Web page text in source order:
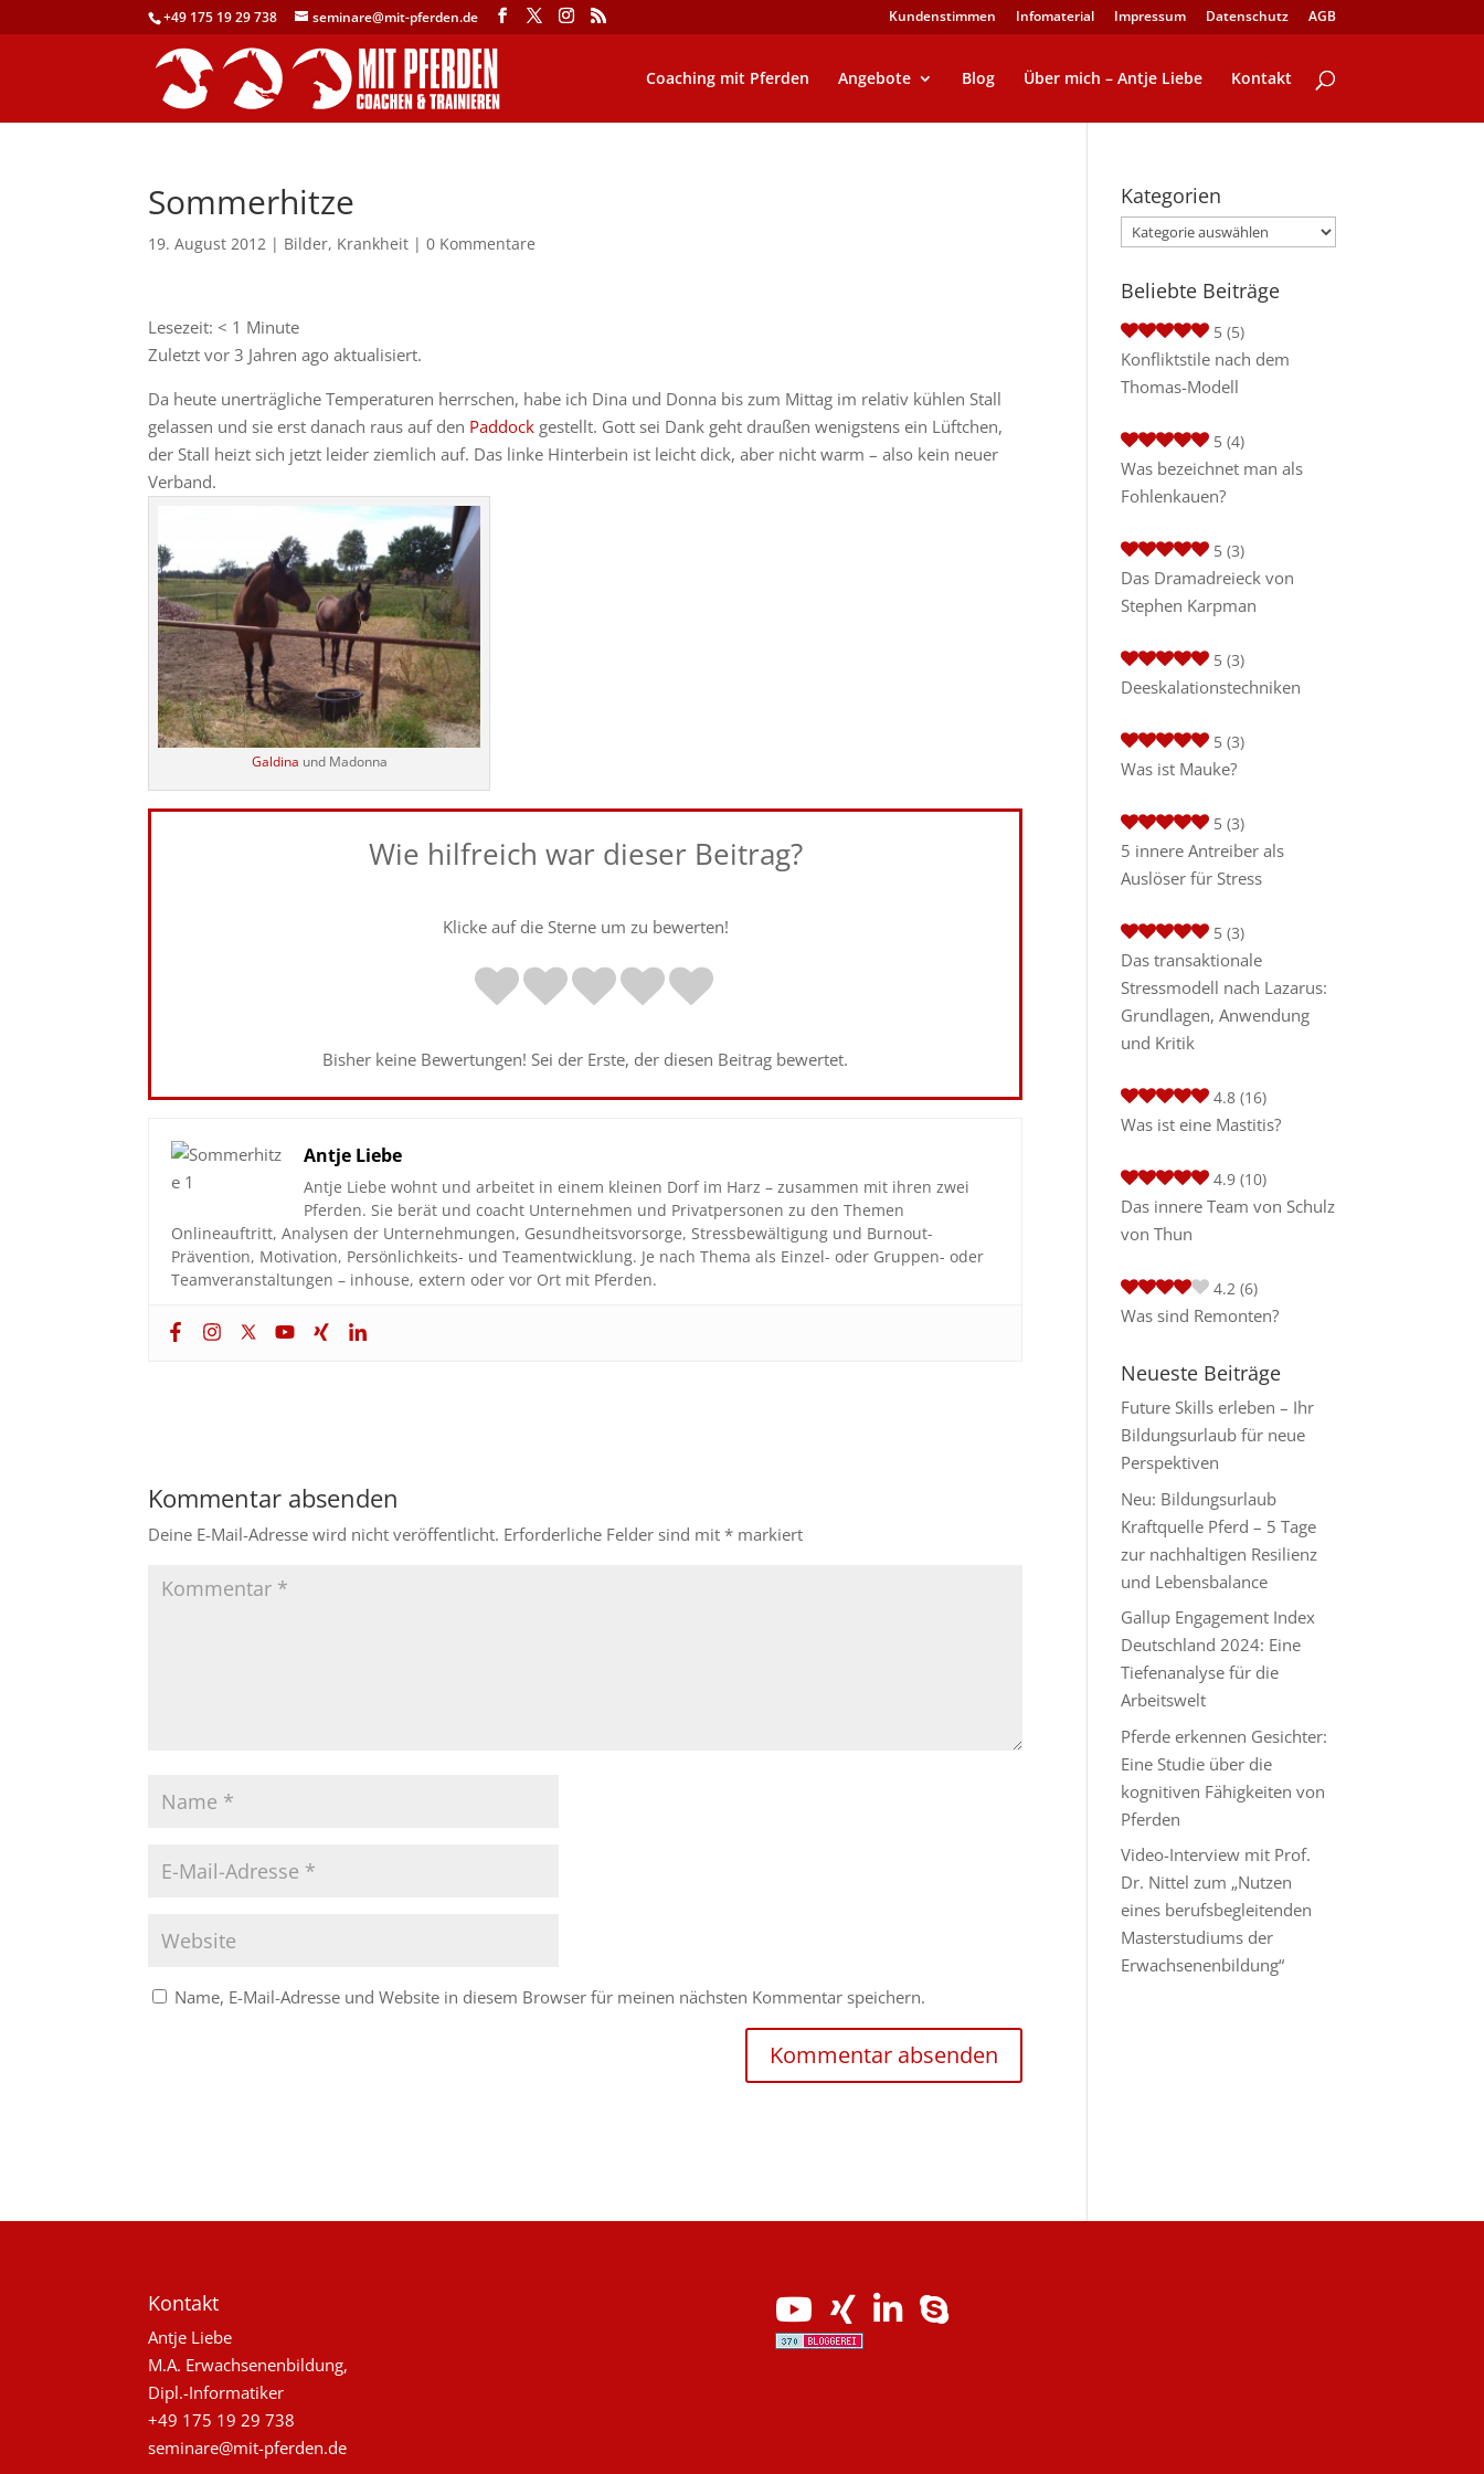
+49 175 19 29 738 seminare@mit-pferden.de Kundenstimmen Infomaterial Impressum Datenschutz AGB
Coaching mit Pferden Angebote Blog Über mich – Antje Liebe Kontakt
Sommerhitze
19. August 2012 | Bilder, Krankheit |0 Kommentare
Lesezeit:< 1 Minute
Zuletzt vor 3 Jahren ago aktualisiert.
Da heute unerträgliche Temperaturen herrschen, habe ich Dina und Donna bis zum Mittag im relativ kühlen Stall
gelassen und sie erst danach raus auf den Paddock gestellt. Gott sei Dank geht draußen wenigstens ein Lüftchen,
der Stall heizt sich jetzt leider ziemlich auf. Das linke Hinterbein ist leicht dick, aber nicht warm – also kein neuer
Verband.
Galdina und Madonna
Wie hilfreich war dieser Beitrag?
Klicke auf die Sterne um zu bewerten!
Bisher keine Bewertungen! Sei der Erste, der diesen Beitrag bewertet.
Antje Liebe
Antje Liebe wohnt und arbeitet in einem kleinen Dorf im Harz – zusammen mit ihren zwei
Pferden. Sie berät und coacht Unternehmen und Privatpersonen zu den Themen
Onlineauftritt, Analysen der Unternehmungen, Gesundheitsvorsorge, Stressbewältigung und Burnout-
Prävention, Motivation, Persönlichkeits- und Teamentwicklung. Je nach Thema als Einzel- oder Gruppen- oder
Teamveranstaltungen – inhouse, extern oder vor Ort mit Pferden.
Kommentar absenden
Deine E-Mail-Adresse wird nicht veröffentlicht. Erforderliche Felder sind mit* markiert
Name, E-Mail-Adresse und Website in diesem Browser für meinen nächsten Kommentar speichern.
Kategorien
Kategorien
Beliebte Beiträge
5 (5)
Konfliktstile nach dem
Thomas-Modell
5 (4)
Was bezeichnet man als
Fohlenkauen?
5 (3)
Das Dramadreieck von
Stephen Karpman
5 (3)
Deeskalationstechniken
5 (3)
Was ist Mauke?
5 (3)
5 innere Antreiber als
Auslöser für Stress
5 (3)
Das transaktionale
Stressmodell nach Lazarus:
Grundlagen, Anwendung
und Kritik
4.8 (16)
Was ist eine Mastitis?
4.9 (10)
Das innere Team von Schulz
von Thun
4.2 (6)
Was sind Remonten?
Neueste Beiträge
Future Skills erleben – Ihr
Bildungsurlaub für neue
Perspektiven
Neu: Bildungsurlaub
Kraftquelle Pferd – 5 Tage
zur nachhaltigen Resilienz
und Lebensbalance
Gallup Engagement Index
Deutschland 2024: Eine
Tiefenanalyse für die
Arbeitswelt
Pferde erkennen Gesichter:
Eine Studie über die
kognitiven Fähigkeiten von
Pferden
Video-Interview mit Prof.
Dr. Nittel zum „Nutzen
eines berufsbegleitenden
Masterstudiums der
Erwachsenenbildung“
Kontakt
Antje Liebe
M.A. Erwachsenenbildung,
Dipl.-Informatiker
+49 175 19 29 738
seminare@mit-pferden.de